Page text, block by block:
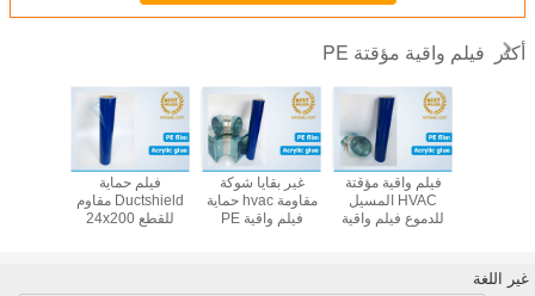
أكثر فيلم واقية مؤقتة PE
فيلم حماية
Ductshield مقاوم
للقطع 24x200
غير بقايا شوكة
مقاومة hvac حماية
فيلم واقية PE
فيلم واقية مؤقتة
HVAC المسيل
للدموع فيلم واقية
غير اللغة